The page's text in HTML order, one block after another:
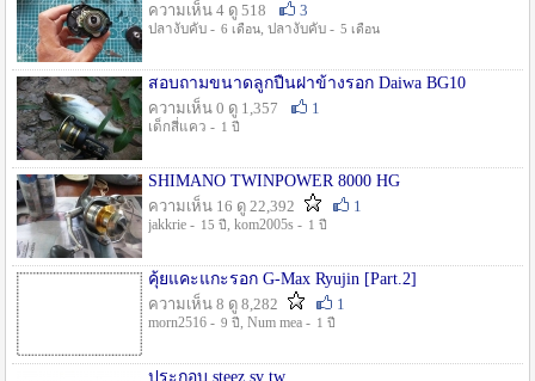
ความเห็น 4 ดู 518
3
ปลางับคับ - 6 เดือน, ปลางับคับ - 5 เดือน
สอบถามขนาดลูกปืนฝาข้างรอก Daiwa BG10
ความเห็น 0 ดู 1,357
1
เด็กสี่แคว - 1 ปี
SHIMANO TWINPOWER 8000 HG
ความเห็น 16 ดู 22,392
1
jakkrie - 15 ปี , kom2005s - 1 ปี
คุ้ยแคะแกะรอก G-Max Ryujin [Part.2]
ความเห็น 8 ดู 8,282
1
morn2516 - 9 ปี , Num mea - 1 ปี
ประกอบ steez sv tw